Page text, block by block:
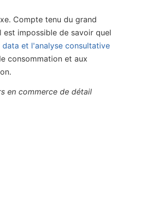
Compte tenu du grand
impossible de savoir quel
data et l'analyse consultative
consommation et aux
en commerce de détail